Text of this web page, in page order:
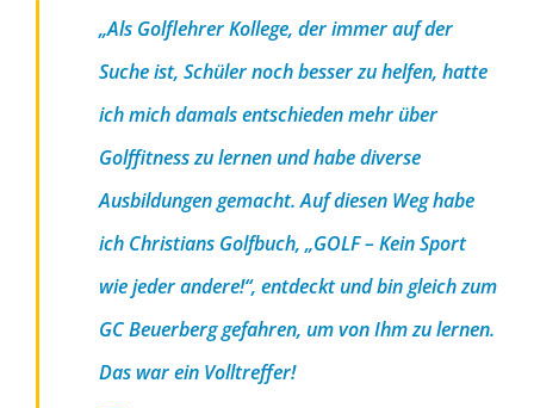
„Als Golflehrer Kollege, der immer auf der
Suche ist, Schüler noch besser zu helfen, hatte
ich mich damals entschieden mehr über
Golffitness zu lernen und habe diverse
Ausbildungen gemacht. Auf diesen Weg habe
ich Christians Golfbuch, „GOLF – Kein Sport
wie jeder andere!“, entdeckt und bin gleich zum
GC Beuerberg gefahren, um von Ihm zu lernen.
Das war ein Volltreffer!